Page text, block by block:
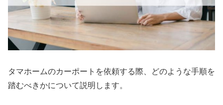
タマホームのカーポートを依頼する際、どのような手順を
踏むべきかについて説明します。